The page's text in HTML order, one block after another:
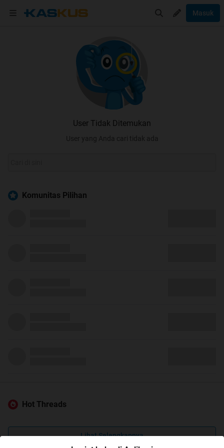
Masuk
User Tidak Ditemukan
User yang Anda cari tidak ada
Komunitas Pilihan
Hot Threads
Lihat Selengkapnya